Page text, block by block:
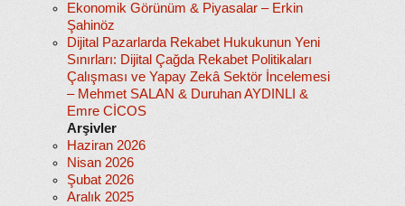
Ekonomik Görünüm & Piyasalar – Erkin
Şahinöz
Dijital Pazarlarda Rekabet Hukukunun Yeni
Sınırları: Dijital Çağda Rekabet Politikaları
Çalışması ve Yapay Zekâ Sektör İncelemesi
– Mehmet SALAN & Duruhan AYDINLI &
Emre CİCOS
Arşivler
Haziran 2026
Nisan 2026
Şubat 2026
Aralık 2025